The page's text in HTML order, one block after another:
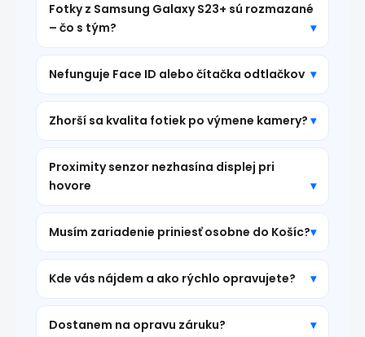
Fotky z Samsung Galaxy S23+ sú rozmazané
– čo s tým?
Nefunguje Face ID alebo čítačka odtlačkov
Zhorší sa kvalita fotiek po výmene kamery?
Proximity senzor nezhasína displej pri
hovore
Musím zariadenie priniesť osobne do Košíc?
Kde vás nájdem a ako rýchlo opravujete?
Dostanem na opravu záruku?